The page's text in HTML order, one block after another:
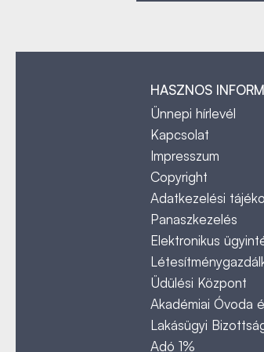
HASZNOS
Ünnepi hírlevél
Kapcsolat
Impresszum
Copyright
Adatkezelési
Panaszkezelés
Elektronikus
Üdülési Központ
Akadémiai Óvoda
Lakásügyi
Adó 1%